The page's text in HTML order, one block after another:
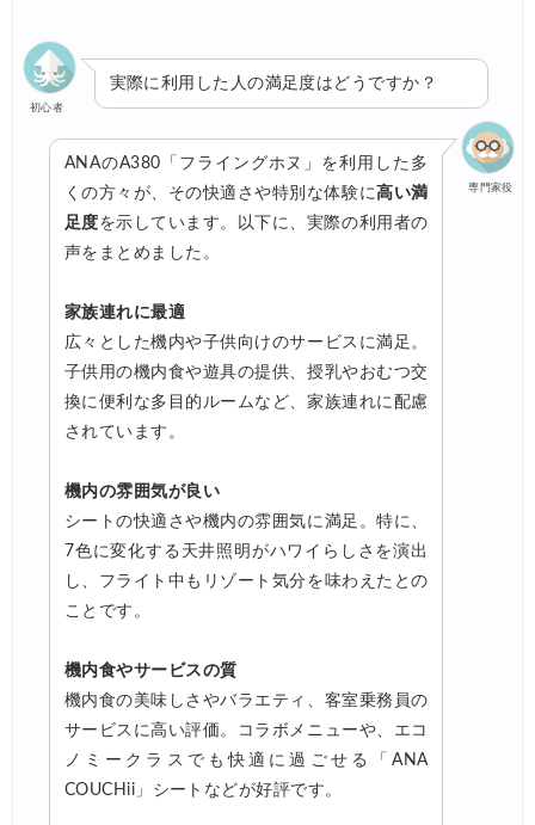
初心者
実際に利用した人の満足度はどうですか？
専門家役
ANAのA380「フライングホヌ」を利用した多
くの方々が、その快適さや特別な体験に高い満
足度を示しています。以下に、実際の利用者の
声をまとめました。
家族連れに最適
広々とした機内や子供向けのサービスに満足。
子供用の機内食や遊具の提供、授乳やおむつ交
換に便利な多目的ルームなど、家族連れに配慮
されています。
機内の雰囲気が良い
シートの快適さや機内の雰囲気に満足。特に、
7色に変化する天井照明がハワイらしさを演出
し、フライト中もリゾート気分を味わえたとの
ことです。
機内食やサービスの質
機内食の美味しさやバラエティ、客室乗務員の
サービスに高い評価。コラボメニューや、エコ
ノミークラスでも快適に過ごせる「ANA
COUCHii」シートなどが好評です。